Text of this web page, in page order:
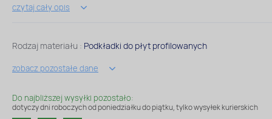
czytaj cały opis
Rodzaj materiału : Podkładki do płyt profilowanych
zobacz pozostałe dane
Do najbliższej wysyłki pozostało:
dotyczy dni roboczych od poniedziałku do piątku, tylko wysyłek kurierskich